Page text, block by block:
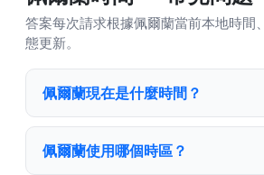
答案每次請求根據佩爾蘭當前本地時間
態更新。
佩爾蘭現在是什麼時間？
佩爾蘭使用哪個時區？